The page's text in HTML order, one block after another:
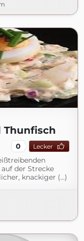
Thunfisch
0 Lecker
der Strecke
knackiger (...)